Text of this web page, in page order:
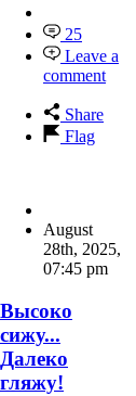
25
Leave a
comment
Share
Flag
August
28th, 2025,
07:45 pm
Высоко
сижу...
Далеко
гляжу!